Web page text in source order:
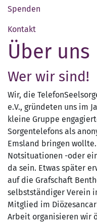
Spenden
Kontakt
Über uns
Wer wir sind!
Wir, die
e.V., gründeten uns im
kleine Gruppe
Sorgentelefons als
Emsland bringen
Notsituationen -oder
da sein. Etwas später
auf die Grafschaft
selbstständiger Verein
Mitglied im
Arbeit organisieren wir